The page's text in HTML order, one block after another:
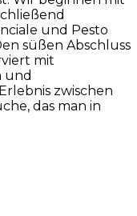
und Pesto
süßen Abschluss
mit
und
zwischen
das man in